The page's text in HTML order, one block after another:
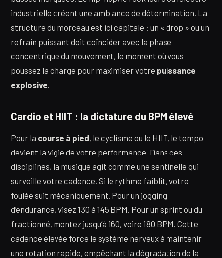
industrielle créent une ambiance de détermination. La
structure du morceau est ici capitale : un « drop » ou un
refrain puissant doit coïncider avec la phase
concentrique du mouvement, le moment où vous
poussez la charge pour maximiser votre puissance
explosive
Cardio et HIIT : la dictature du BPM élevé
Pour la course à pied, le cyclisme ou le HIIT, le tempo
devient la vigie de votre performance. Dans ces
disciplines, la musique agit comme une sentinelle qui
surveille votre cadence. Si le rythme faiblit, votre
foulée suit mécaniquement. Pour un jogging
d’endurance, visez 130 à 145 BPM. Pour un sprint ou du
fractionné, montez jusqu’à 160, voire 180 BPM. Cette
cadence élevée force le système nerveux à maintenir
une rotation rapide, empêchant la dégradation de la